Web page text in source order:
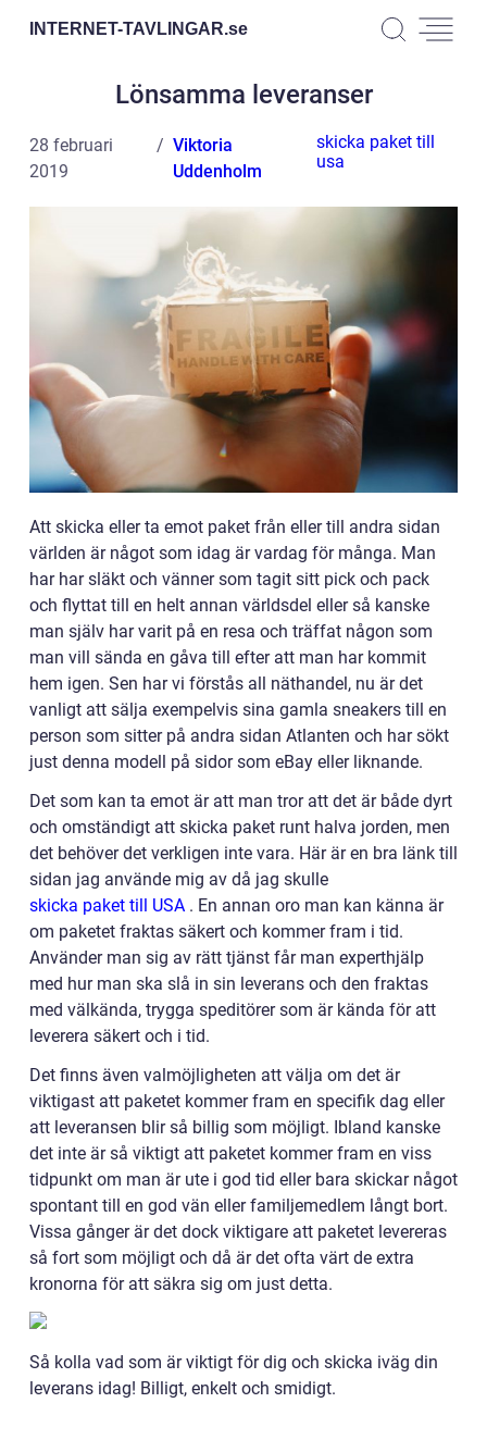
INTERNET-TAVLINGAR.se
Lönsamma leveranser
28 februari
2019
Viktoria
Uddenholm
skicka paket till
usa
Att skicka eller ta emot paket från eller till andra sidan
världen är något som idag är vardag för många. Man
har har släkt och vänner som tagit sitt pick och pack
och flyttat till en helt annan världsdel eller så kanske
man själv har varit på en resa och träffat någon som
man vill sända en gåva till efter att man har kommit
hem igen. Sen har vi förstås all näthandel, nu är det
vanligt att sälja exempelvis sina gamla sneakers till en
person som sitter på andra sidan Atlanten och har sökt
just denna modell på sidor som eBay eller liknande.
Det som kan ta emot är att man tror att det är både dyrt
och omständigt att skicka paket runt halva jorden, men
det behöver det verkligen inte vara. Här är en bra länk till
sidan jag använde mig av då jag skulle
skicka paket till USA . En annan oro man kan känna är
om paketet fraktas säkert och kommer fram i tid.
Använder man sig av rätt tjänst får man experthjälp
med hur man ska slå in sin leverans och den fraktas
med välkända, trygga speditörer som är kända för att
leverera säkert och i tid.
Det finns även valmöjligheten att välja om det är
viktigast att paketet kommer fram en specifik dag eller
att leveransen blir så billig som möjligt. Ibland kanske
det inte är så viktigt att paketet kommer fram en viss
tidpunkt om man är ute i god tid eller bara skickar något
spontant till en god vän eller familjemedlem långt bort.
Vissa gånger är det dock viktigare att paketet levereras
så fort som möjligt och då är det ofta värt de extra
kronorna för att säkra sig om just detta.
Så kolla vad som är viktigt för dig och skicka iväg din
leverans idag! Billigt, enkelt och smidigt.